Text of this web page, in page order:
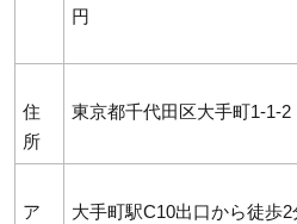
円
住
所
東京都千代田区大手町1-1-
ア
大手町駅C10出口から徒歩2